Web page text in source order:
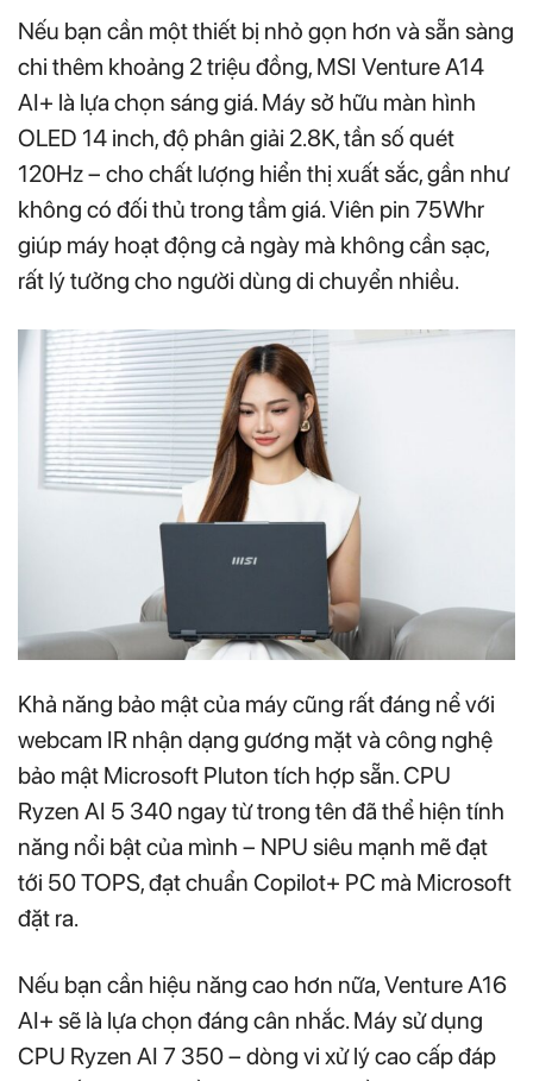
Nếu bạn cần một thiết bị nhỏ gọn hơn và sẵn sàng
chi thêm khoảng 2 triệu đồng, MSI Venture A14
AI+ là lựa chọn sáng giá. Máy sở hữu màn hình
OLED 14 inch, độ phân giải 2.8K, tần số quét
120Hz – cho chất lượng hiển thị xuất sắc, gần như
không có đối thủ trong tầm giá. Viên pin 75Whr
giúp máy hoạt động cả ngày mà không cần sạc,
rất lý tưởng cho người dùng di chuyển nhiều.
Khả năng bảo mật của máy cũng rất đáng nể với
webcam IR nhận dạng gương mặt và công nghệ
bảo mật Microsoft Pluton tích hợp sẵn. CPU
Ryzen AI 5 340 ngay từ trong tên đã thể hiện tính
năng nổi bật của mình – NPU siêu mạnh mẽ đạt
tới 50 TOPS, đạt chuẩn Copilot+ PC mà Microsoft
đặt ra.
Nếu bạn cần hiệu năng cao hơn nữa, Venture A16
AI+ sẽ là lựa chọn đáng cân nhắc. Máy sử dụng
CPU Ryzen AI 7 350 – dòng vi xử lý cao cấp đáp